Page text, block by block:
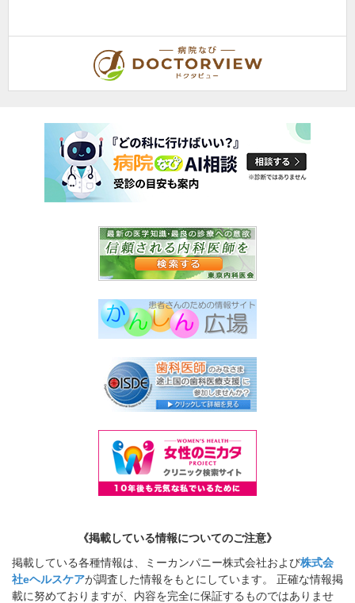
《掲載している情報についてのご注意》
掲載している各種情報は、ミーカンパニー株式会社および株式会
社eヘルスケアが調査した情報をもとにしています。 正確な情報掲
載に努めておりますが、内容を完全に保証するものではありませ